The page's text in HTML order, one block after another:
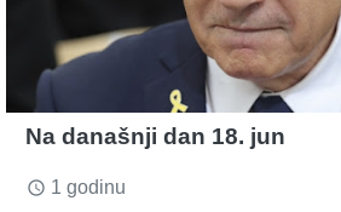
Na današnji dan 18. jun
access_time 1 godinu